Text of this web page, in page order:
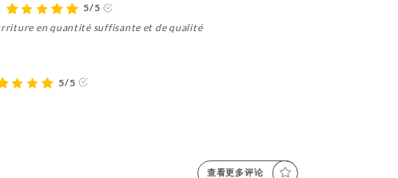
5/5
en quantité suffisante et de qualité
5/5
查看更多评论